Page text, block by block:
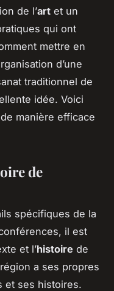
de l’art et un
qui ont
mettre en
d’une
traditionnel de
idée. Voici
manière efficace
de
spécifiques de la
il est
et l’histoire de
a ses propres
et ses histoires.